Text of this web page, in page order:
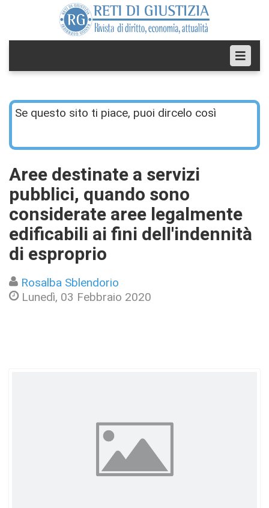
Se questo sito ti piace, puoi dircelo così
Aree destinate a servizi
pubblici, quando sono
considerate aree legalmente
edificabili ai fini dell'indennità
di esproprio
Rosalba Sblendorio
Lunedì, 03 Febbraio 2020